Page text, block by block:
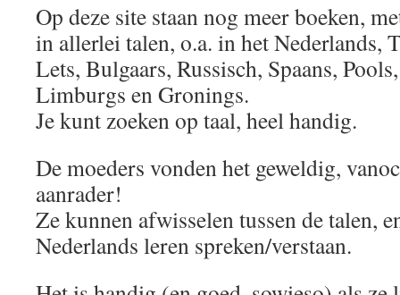
Op deze site staan nog meer boeken,
in allerlei talen, o.a. in het Nederlands,
Lets, Bulgaars, Russisch, Spaans,
Limburgs en Gronings.
Je kunt zoeken op taal, heel handig.
De moeders vonden het geweldig,
aanrader!
Ze kunnen afwisselen tussen de talen,
Nederlands leren spreken/verstaan.